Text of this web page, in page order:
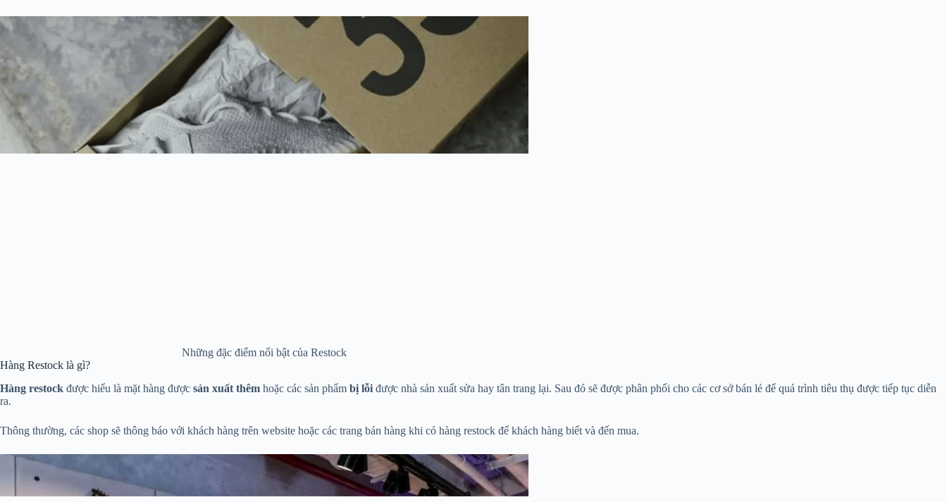
Những đặc điểm nổi bật của Restock
Hàng Restock là gì?
Hàng restock được hiểu là mặt hàng được sản xuất thêm hoặc các sản phẩm bị lỗi được nhà sản xuất sửa hay tân trang lại. Sau đó sẽ được phân phối cho các cơ sở bán lẻ để quá trình tiêu thụ được tiếp tục diễn
ra.
Thông thường, các shop sẽ thông báo với khách hàng trên website hoặc các trang bán hàng khi có hàng restock để khách hàng biết và đến mua.